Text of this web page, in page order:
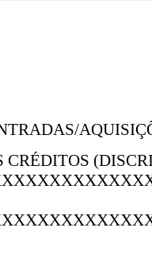
CRÉDITOS